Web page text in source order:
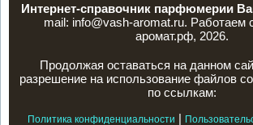
Интернет-справочник парфюмерии
mail: info@vash-aromat.ru. Работаем
аромат.рф, 2026.
Продолжая оставаться на данном
разрешение на использование файлов
по ссылкам:
Политика конфиденциальности |